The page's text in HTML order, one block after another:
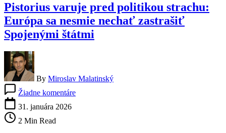
Pistorius varuje pred politikou strachu:
Európa sa nesmie nechať zastrašiť
Spojenými štátmi
By Miroslav Malatinský
Žiadne komentárePistorius
31. januára 2026
2 Min Read